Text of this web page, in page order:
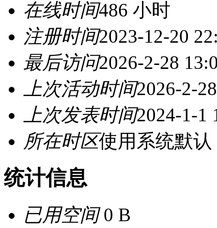
在线时间486 小时
注册时间2023-12-20
最后访问2026-2-28
上次活动时间2026-2-
上次发表时间2024-1-1
所在时区使用系统默认
统计信息
已用空间0 B